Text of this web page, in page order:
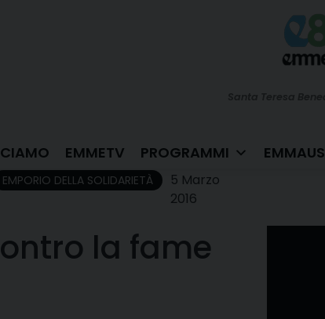
EMMETV PROGRAMMI EMMAUS
EMPORIO DELLA SOLIDARIETÀ
5 Marzo
2016
la fame